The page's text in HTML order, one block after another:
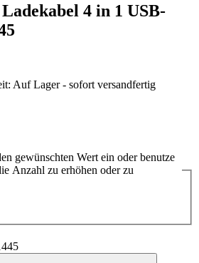
4 in 1 USB-
Auf Lager - sofort versandfertig
gewünschten Wert ein oder benutze
Anzahl zu erhöhen oder zu